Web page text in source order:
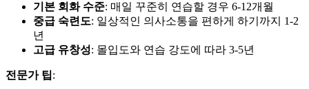
기본 회화 수준: 매일 꾸준히 연습할 경우 6-12개월
중급 숙련도: 일상적인 의사소통을 편하게 하기까지 1-2
년
고급 유창성: 몰입도와 연습 강도에 따라 3-5년
전문가 팁: